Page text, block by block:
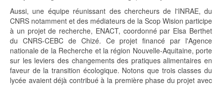
Aussi, une équipe réunissant des chercheurs de l'INRAE, du
CNRS notamment et des médiateurs de la Scop Wision participe
à un projet de recherche, ENACT, coordonné par Elsa Berthet
du CNRS-CEBC de Chizé. Ce projet financé par l'Agence
nationale de la Recherche et la région Nouvelle-Aquitaine, porte
sur les leviers des changements des pratiques alimentaires en
faveur de la transition écologique. Notons que trois classes du
lycée avaient déjà contribué à la première phase du projet avec